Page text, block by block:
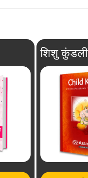
शिशु कुंडली